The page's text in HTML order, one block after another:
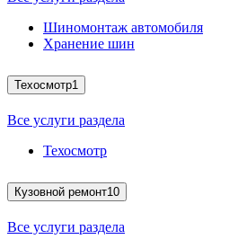
Шиномонтаж автомобиля
Хранение шин
Техосмотр1
Все услуги раздела
Техосмотр
Кузовной ремонт10
Все услуги раздела